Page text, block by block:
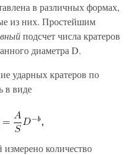
в различных формах,
из них. Простейшим
подсчет числа кратеров
диаметра D.
ударных кратеров по
в виде
количество